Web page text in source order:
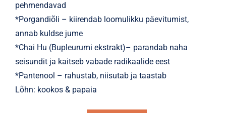
pehmendavad
*Porgandiõli – kiirendab loomulikku päevitumist,
annab kuldse jume
*Chai Hu (Bupleurumi ekstrakt)– parandab naha
seisundit ja kaitseb vabade radikaalide eest
*Pantenool – rahustab, niisutab ja taastab
Lõhn: kookos & papaia